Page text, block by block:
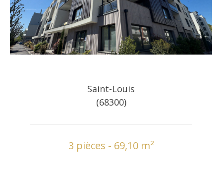
Saint-Louis
(68300)
3 pièces - 69,10 m²